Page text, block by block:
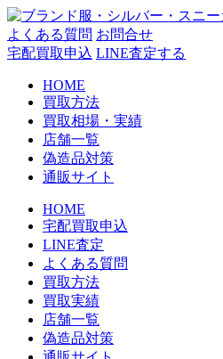
コ
ン
テ
よくある質問 お問合せ
宅配買取申込 LINE査定する
HOME
買取方法
買取相場・実績
店舗一覧
偽造品対策
通販サイト
HOME
宅配買取申込
LINE査定
よくある質問
買取方法
買取実績
店舗一覧
偽造品対策